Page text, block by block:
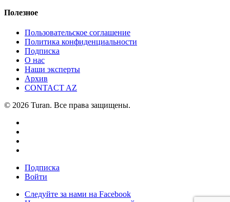
Полезное
Пользовательское соглашение
Политика конфиденциальности
Подписка
О нас
Наши эксперты
Архив
CONTACT AZ
© 2026 Turan. Все права защищены.
Подписка
Войти
Следуйте за нами на Facebook